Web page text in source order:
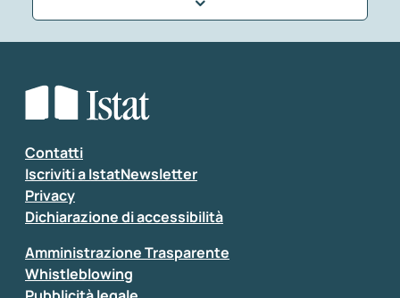
Seleziona la tipologia della segnalazione
Inserisci il tuo commento
Contatti
Iscriviti a IstatNewsletter
Privacy
Dichiarazione di accessibilità
Amministrazione Trasparente
Whistleblowing